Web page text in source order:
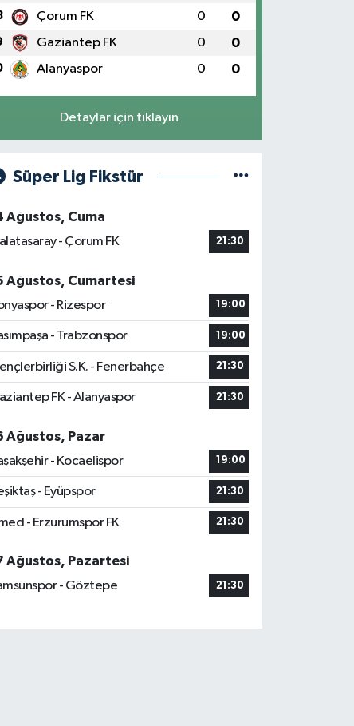
Çorum FK 0 0
Gaziantep FK 0 0
Alanyaspor 0 0
Detaylar için tıklayın
Süper Lig Fikstür
Ağustos, Cuma
- Çorum FK
21:30
Ağustos, Cumartesi
- Rizespor
19:00
- Trabzonspor 19:00
S.K. - Fenerbahçe 21:30
FK - Alanyaspor 21:30
Ağustos, Pazar
- Kocaelispor
19:00
- Eyüpspor 21:30
- Erzurumspor FK 21:30
Ağustos, Pazartesi
- Göztepe
21:30